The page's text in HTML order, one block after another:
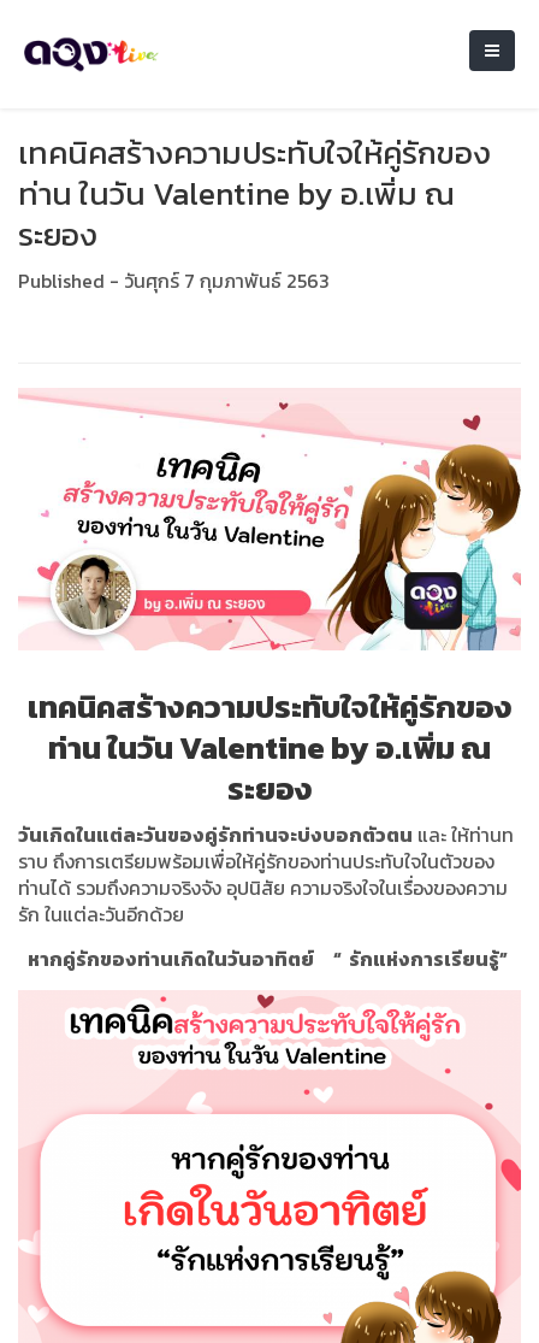
เทคนิคสร้างความประทับใจให้คู่รักของ
ท่าน ในวัน Valentine by อ.เพิ่ม ณ
ระยอง
Published - วันศุกร์ 7 กุมภาพันธ์ 2563
เทคนิคสร้างความประทับใจให้คู่รักของ
ท่าน ในวัน Valentine by อ.เพิ่ม ณ
ระยอง
วันเกิดในแต่ละวันของคู่รักท่านจะบ่งบอกตัวตน และ ให้ท่านท
ราบ ถึงการเตรียมพร้อมเพื่อให้คู่รักของท่านประทับใจในตัวของ
ท่านได้ รวมถึงความจริงจัง อุปนิสัย ความจริงใจในเรื่องของความ
รัก ในแต่ละวันอีกด้วย
หากคู่รักของท่านเกิดในวันอาทิตย์
“รักแห่งการเรียนรู้”